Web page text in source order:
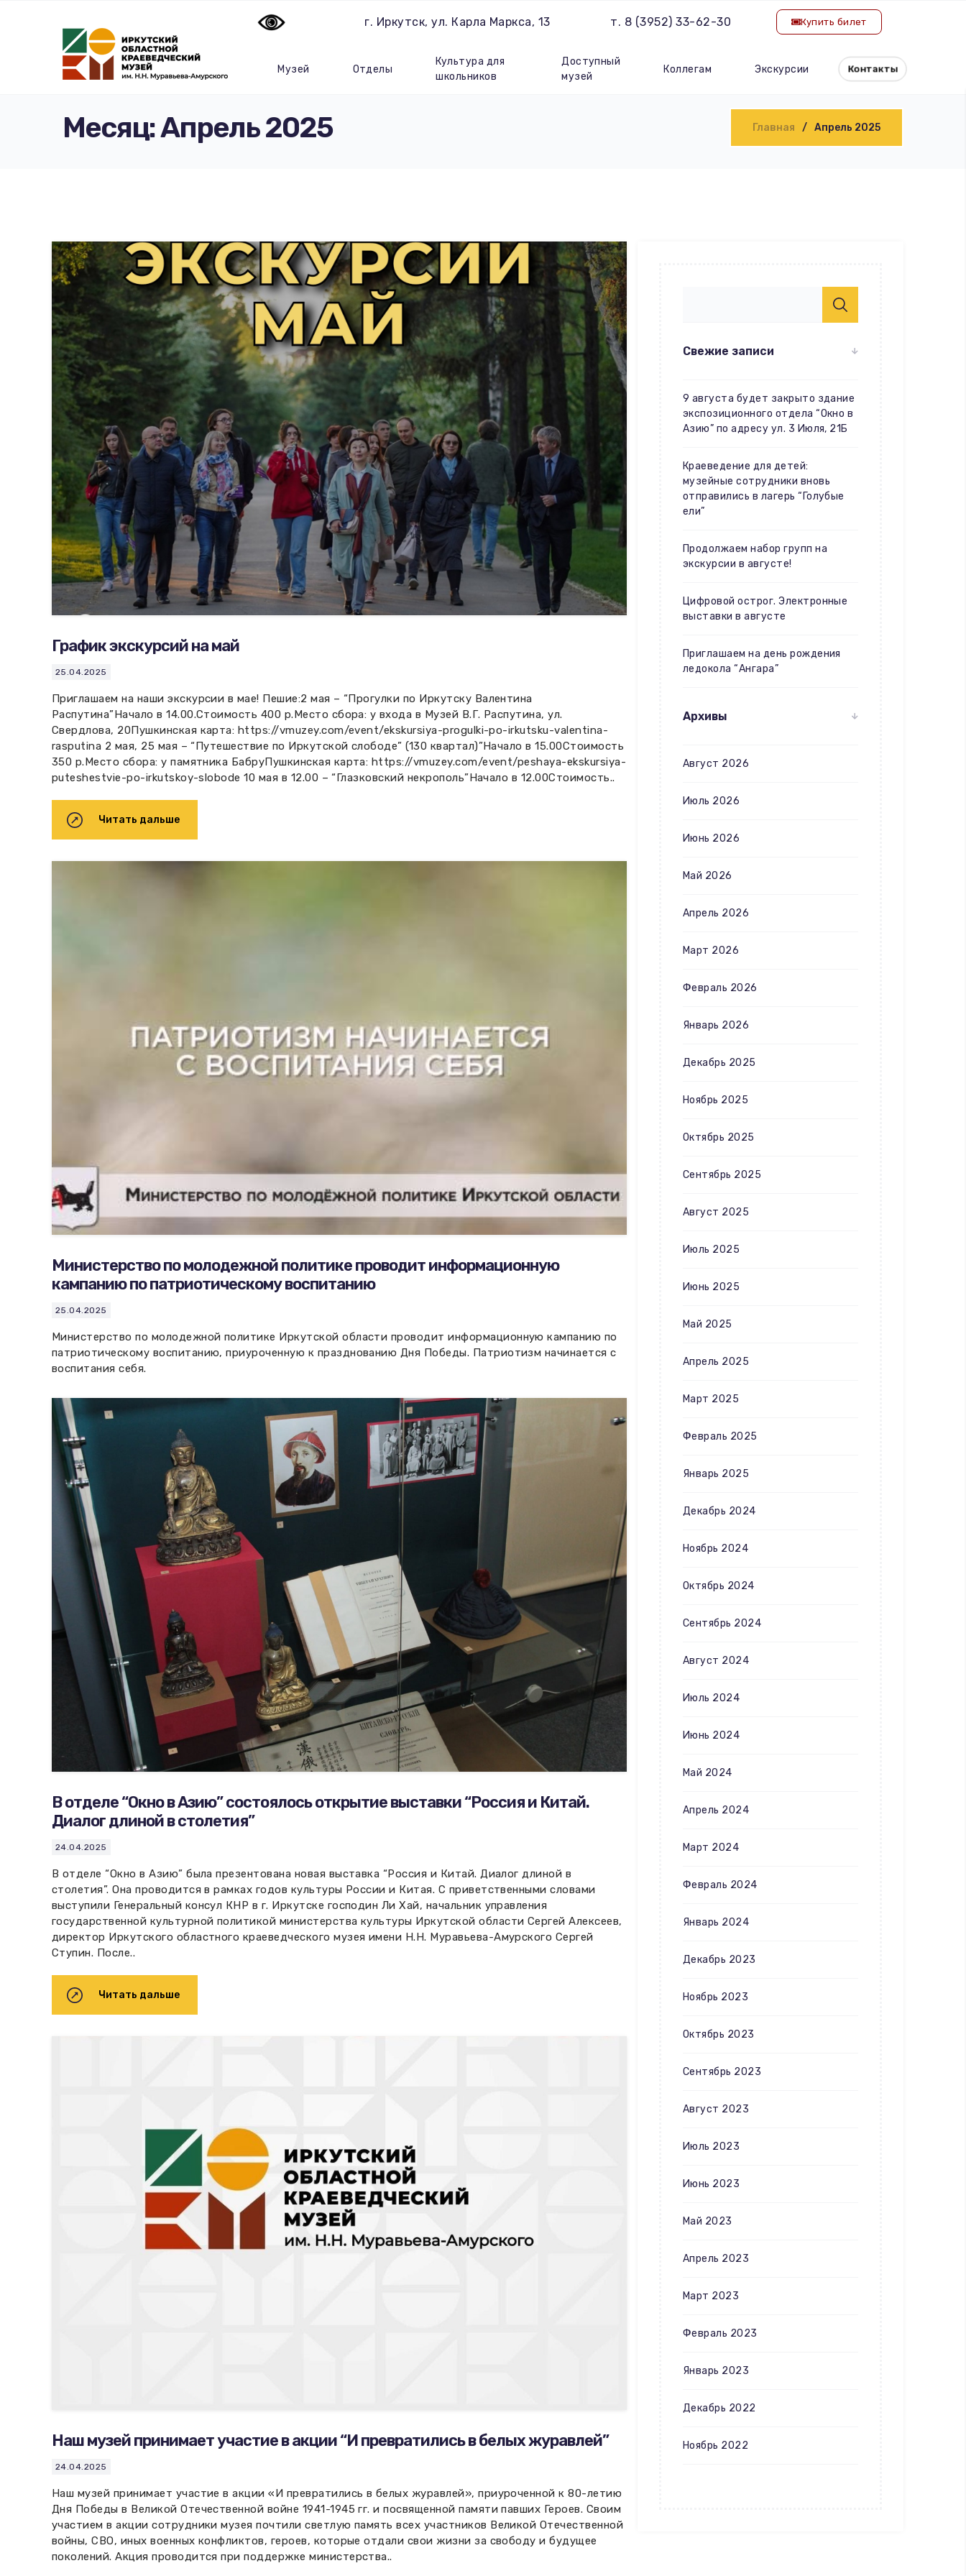
г. Иркутск, ул. Карла Маркса, 13 т. 8 (3952) 33-62-30 Купить билет
Музей Отделы
Культура для
школьников
Доступный
музей
Коллегам Экскурсии Контакты
Месяц:Апрель 2025 Главная Апрель 2025
График экскурсий на май
25.04.2025
Приглашаем на наши экскурсии в мае! Пешие:2 мая – “Прогулки по Иркутску Валентина
Распутина”Начало в 14.00.Стоимость 400 р.Место сбора: у входа в Музей В.Г. Распутина, ул.
Свердлова, 20Пушкинская карта: https://vmuzey.com/event/ekskursiya-progulki-po-irkutsku-valentina-
rasputina 2 мая, 25 мая – “Путешествие по Иркутской слободе” (130 квартал)”Начало в 15.00Стоимость
350 р.Место сбора: у памятника БабруПушкинская карта: https://vmuzey.com/event/peshaya-ekskursiya-
puteshestvie-po-irkutskoy-slobode 10 мая в 12.00 – “Глазковский некрополь”Начало в 12.00Стоимость..
Читать дальше
Министерство по молодежной политике проводит информационную
кампанию по патриотическому воспитанию
25.04.2025
Министерство по молодежной политике Иркутской области проводит информационную кампанию по
патриотическому воспитанию, приуроченную к празднованию Дня Победы. Патриотизм начинается с
воспитания себя.
В отделе “Окно в Азию” состоялось открытие выставки “Россия и Китай.
Диалог длиной в столетия”
24.04.2025
В отделе “Окно в Азию” была презентована новая выставка “Россия и Китай. Диалог длиной в
столетия”. Она проводится в рамках годов культуры России и Китая. С приветственными словами
выступили Генеральный консул КНР в г. Иркутске господин Ли Хай, начальник управления
государственной культурной политикой министерства культуры Иркутской области Сергей Алексеев,
директор Иркутского областного краеведческого музея имени Н.Н. Муравьева-Амурского Сергей
Ступин. После..
Читать дальше
Наш музей принимает участие в акции “И превратились в белых журавлей”
24.04.2025
Наш музей принимает участие в акции «И превратились в белых журавлей», приуроченной к 80-летию
Дня Победы в Великой Отечественной войне 1941-1945 гг. и посвященной памяти павших Героев. Своим
участием в акции сотрудники музея почтили светлую память всех участников Великой Отечественной
войны, СВО, иных военных конфликтов, героев, которые отдали свои жизни за свободу и будущее
поколений. Акция проводится при поддержке министерства..
Свежие записи
9 августа будет закрыто здание
экспозиционного отдела “Окно в
Азию” по адресу ул. 3 Июля, 21Б
Краеведение для детей:
музейные сотрудники вновь
отправились в лагерь “Голубые
ели”
Продолжаем набор групп на
экскурсии в августе!
Цифровой острог. Электронные
выставки в августе
Приглашаем на день рождения
ледокола “Ангара”
Архивы
Август 2026
Июль 2026
Июнь 2026
Май 2026
Апрель 2026
Март 2026
Февраль 2026
Январь 2026
Декабрь 2025
Ноябрь 2025
Октябрь 2025
Сентябрь 2025
Август 2025
Июль 2025
Июнь 2025
Май 2025
Апрель 2025
Март 2025
Февраль 2025
Январь 2025
Декабрь 2024
Ноябрь 2024
Октябрь 2024
Сентябрь 2024
Август 2024
Июль 2024
Июнь 2024
Май 2024
Апрель 2024
Март 2024
Февраль 2024
Январь 2024
Декабрь 2023
Ноябрь 2023
Октябрь 2023
Сентябрь 2023
Август 2023
Июль 2023
Июнь 2023
Май 2023
Апрель 2023
Март 2023
Февраль 2023
Январь 2023
Декабрь 2022
Ноябрь 2022